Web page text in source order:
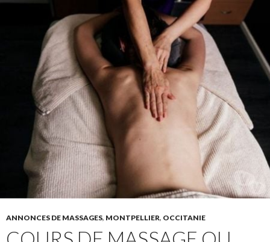
ANNONCES DE MASSAGES, MONTPELLIER, OCCITANIE